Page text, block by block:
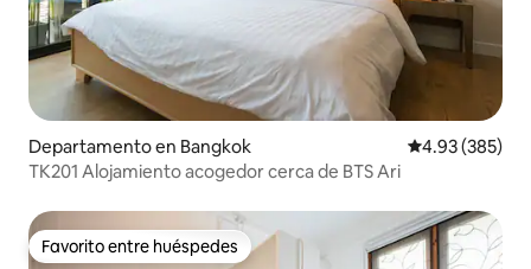
Departamento en Bangkok Calificación
4.93 (385)
TK201 Alojamiento acogedor cerca de BTS Ari
Favorito entre huéspedes
Favorito entre huéspedes